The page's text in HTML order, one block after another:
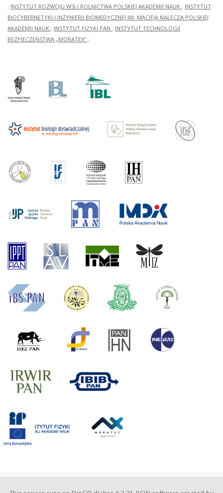
; INSTYTUT ROZWOJU WSI I ROLNICTWA POLSKIEJ AKADEMII NAUK ; INSTYTUT
BIOCYBERNETYKI I INŻYNIERII BIOMEDYCZNEJ IM. MACIEJA NAŁĘCZA POLSKIEJ
AKADEMII NAUK ; INSTYTUT FIZYKI PAN ; INSTYTUT TECHNOLOGII
BEZPIECZEŃSTWA „MORATEX” ;